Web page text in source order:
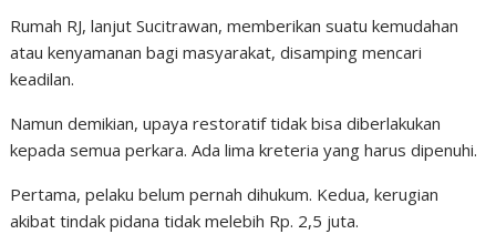
Rumah RJ, lanjut Sucitrawan, memberikan suatu kemudahan
atau kenyamanan bagi masyarakat, disamping mencari
keadilan.
Namun demikian, upaya restoratif tidak bisa diberlakukan
kepada semua perkara. Ada lima kreteria yang harus dipenuhi.
Pertama, pelaku belum pernah dihukum. Kedua, kerugian
akibat tindak pidana tidak melebih Rp. 2,5 juta.